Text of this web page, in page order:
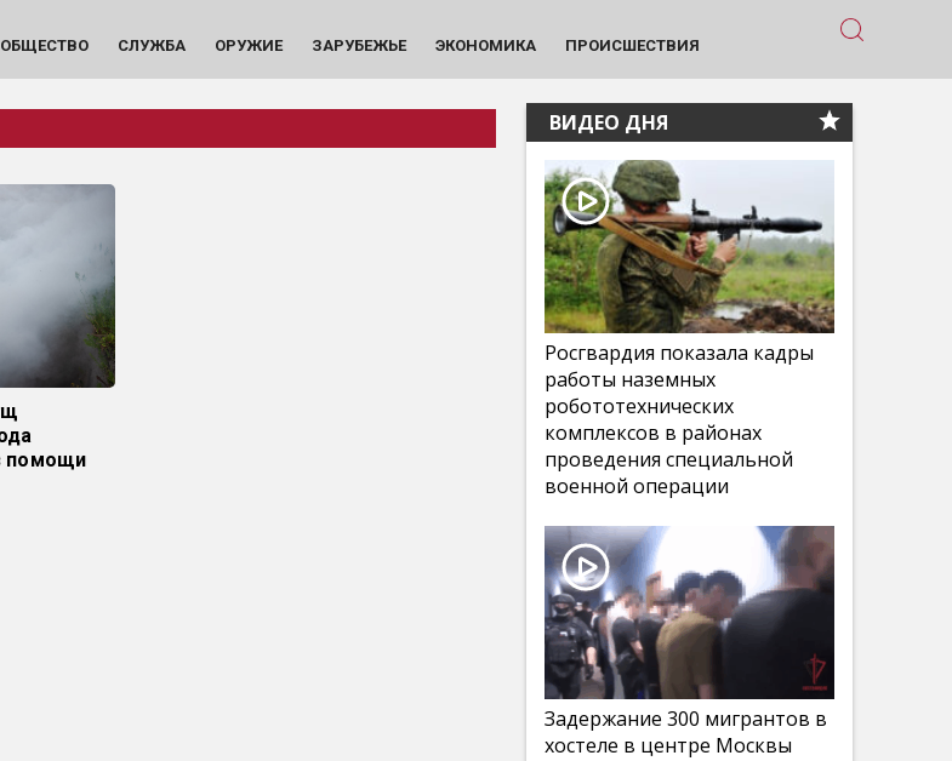
ОБЩЕСТВО СЛУЖБА ОРУЖИЕ ЗАРУБЕЖЬЕ ЭКОНОМИКА ПРОИСШЕСТВИЯ
помощи
ВИДЕО ДНЯ
Росгвардия показала кадры
работы наземных
робототехнических
комплексов в районах
проведения специальной
военной операции
Задержание 300 мигрантов в
хостеле в центре Москвы